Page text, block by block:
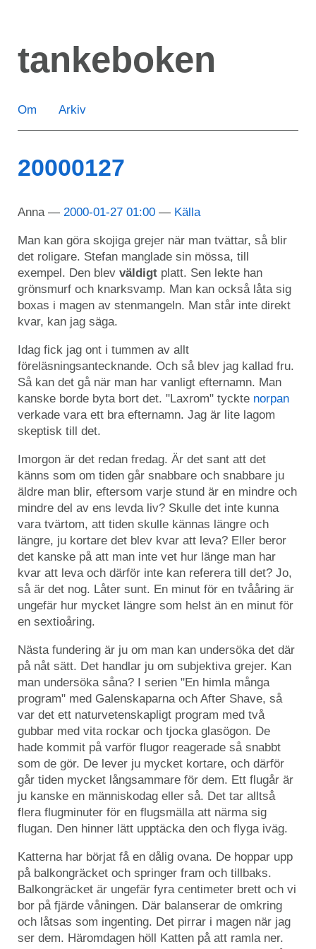
huvudinnehåll
tankeboken
Om Arkiv
20000127
Anna 2000-01-27 01:00 Källa
Man kan göra skojiga grejer när man tvättar, så blir
det roligare. Stefan manglade sin mössa, till
exempel. Den blev väldigt platt. Sen lekte han
grönsmurf och knarksvamp. Man kan också låta sig
boxas i magen av stenmangeln. Man står inte direkt
kvar, kan jag säga.
Idag fick jag ont i tummen av allt
föreläsningsantecknande. Och så blev jag kallad fru.
Så kan det gå när man har vanligt efternamn. Man
kanske borde byta bort det. "Laxrom" tyckte norpan
verkade vara ett bra efternamn. Jag är lite lagom
skeptisk till det.
Imorgon är det redan fredag. Är det sant att det
känns som om tiden går snabbare och snabbare ju
äldre man blir, eftersom varje stund är en mindre och
mindre del av ens levda liv? Skulle det inte kunna
vara tvärtom, att tiden skulle kännas längre och
längre, ju kortare det blev kvar att leva? Eller beror
det kanske på att man inte vet hur länge man har
kvar att leva och därför inte kan referera till det? Jo,
så är det nog. Låter sunt. En minut för en tvååring är
ungefär hur mycket längre som helst än en minut för
en sextioåring.
Nästa fundering är ju om man kan undersöka det där
på nåt sätt. Det handlar ju om subjektiva grejer. Kan
man undersöka såna? I serien "En himla många
program" med Galenskaparna och After Shave, så
var det ett naturvetenskapligt program med två
gubbar med vita rockar och tjocka glasögon. De
hade kommit på varför flugor reagerade så snabbt
som de gör. De lever ju mycket kortare, och därför
går tiden mycket långsammare för dem. Ett flugår är
ju kanske en människodag eller så. Det tar alltså
flera flugminuter för en flugsmälla att närma sig
flugan. Den hinner lätt upptäcka den och flyga iväg.
Katterna har börjat få en dålig ovana. De hoppar upp
på balkongräcket och springer fram och tillbaks.
Balkongräcket är ungefär fyra centimeter brett och vi
bor på fjärde våningen. Där balanserar de omkring
och låtsas som ingenting. Det pirrar i magen när jag
ser dem. Häromdagen höll Katten på att ramla ner.